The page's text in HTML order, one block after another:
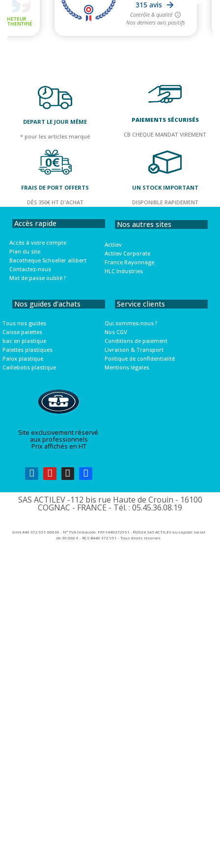
DEPART LE JOUR MÊME
* pour les articles marqué
PAIEMENTS SÉCURISÉS
CB CHEQUE MANDAT VIREMENT
FRAIS DE PORT OFFERTS
DÈS 350€ HT D'ACHAT
UN STOCK IMPORTANT
DISPONIBLE RAPIDEMENT
Accès rapide
Accès à votre compte
Plan du site
Bacotheque Schoeller allibert
Contactez-nous
Mot de passe oublié ?
Nos autres sites
Actilev
Actilev Corporate
France Rayonnage
HLC Industries
Nos guides d'achats
Tous nos guides
Caisse palettes
bac en plastique
Palettes plastiques
Palox plastique
Caillebotis plastique
Service clients
Qui sommes-nous ?
Nos CGV
Conditions de paiement
Livraison & Transport
Politique de confidentialité
Mentions légales
Site exclusivement réservé
aux professionnels
Prix affichés en HT
SAS ACTILEV -112 bis rue Haute de Crouin - 16100
COGNAC - FRANCE - Tél. : 05.45.36.08.19​
Siret 440 372 951 00036 - N° TVA Intracom. FR11440372951 - ©2024 SAS ACTILEV au capital social
de 30 000 € - RCS B440 372 951 - Tous droits réservés​​